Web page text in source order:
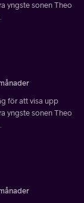
yngste sonen Theo
för att visa upp
yngste sonen Theo